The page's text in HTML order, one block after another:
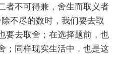
者不可得兼，舍生而取义者
不尽的数时，我们要去取
要去取舍；在选择题前，也
；同样现实生活中，也是这